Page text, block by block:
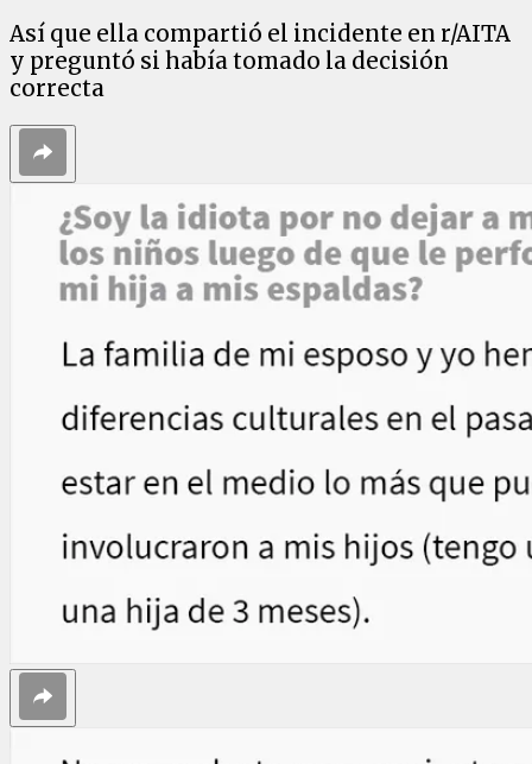
Así que ella compartió el incidente en r/AITA
y preguntó si había tomado la decisión
correcta